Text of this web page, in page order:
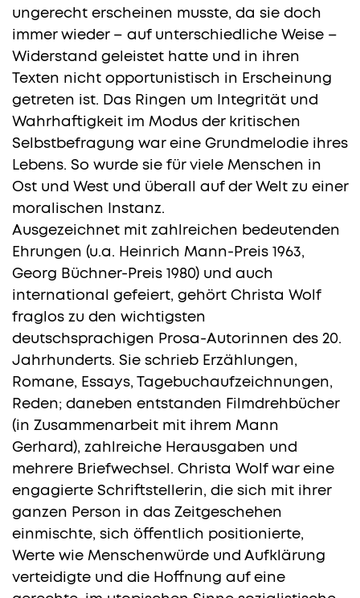
ungerecht erscheinen musste, da sie doch
immer wieder – auf unterschiedliche Weise –
Widerstand geleistet hatte und in ihren
Texten nicht opportunistisch in Erscheinung
getreten ist. Das Ringen um Integrität und
Wahrhaftigkeit im Modus der kritischen
Selbstbefragung war eine Grundmelodie ihres
Lebens. So wurde sie für viele Menschen in
Ost und West und überall auf der Welt zu einer
moralischen Instanz.
Ausgezeichnet mit zahlreichen bedeutenden
Ehrungen (u.a. Heinrich Mann-Preis 1963,
Georg Büchner-Preis 1980) und auch
international gefeiert, gehört Christa Wolf
fraglos zu den wichtigsten
deutschsprachigen Prosa-Autorinnen des 20.
Jahrhunderts. Sie schrieb Erzählungen,
Romane, Essays, Tagebuchaufzeichnungen,
Reden; daneben entstanden Filmdrehbücher
(in Zusammenarbeit mit ihrem Mann
Gerhard), zahlreiche Herausgaben und
mehrere Briefwechsel. Christa Wolf war eine
engagierte Schriftstellerin, die sich mit ihrer
ganzen Person in das Zeitgeschehen
einmischte, sich öffentlich positionierte,
Werte wie Menschenwürde und Aufklärung
verteidigte und die Hoffnung auf eine